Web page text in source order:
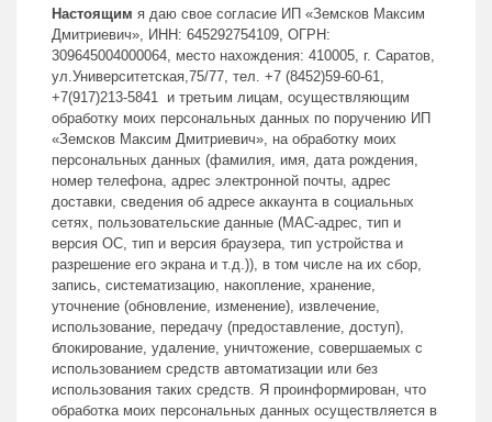
Настоящим я даю свое согласие ИП «Земсков Максим
Дмитриевич», ИНН: 645292754109, ОГРН:
309645004000064, место нахождения: 410005, г. Саратов,
ул.Университетская,75/77, тел. +7 (8452)59-60-61,
+7(917)213-5841 и третьим лицам, осуществляющим
обработку моих персональных данных по поручению ИП
«Земсков Максим Дмитриевич», на обработку моих
персональных данных (фамилия, имя, дата рождения,
номер телефона, адрес электронной почты, адрес
доставки, сведения об адресе аккаунта в социальных
сетях, пользовательские данные (MAC-адрес, тип и
версия ОС, тип и версия браузера, тип устройства и
разрешение его экрана и т.д.)), в том числе на их сбор,
запись, систематизацию, накопление, хранение,
уточнение (обновление, изменение), извлечение,
использование, передачу (предоставление, доступ),
блокирование, удаление, уничтожение, совершаемых с
использованием средств автоматизации или без
использования таких средств. Я проинформирован, что
обработка моих персональных данных осуществляется в